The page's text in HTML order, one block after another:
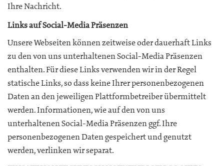
Ihre Nachricht.
Links auf Social-Media Präsenzen
Unsere Webseiten können zeitweise oder dauerhaft Links
zu den von uns unterhaltenen Social-Media Präsenzen
enthalten. Für diese Links verwenden wir in der Regel
statische Links, so dass keine Ihrer personenbezogenen
Daten an den jeweiligen Plattformbetreiber übermittelt
werden. Informationen, wie auf den von uns
unterhaltenen Social-Media Präsenzen ggf. Ihre
personenbezogenen Daten gespeichert und genutzt
werden, verlinken wir separat.